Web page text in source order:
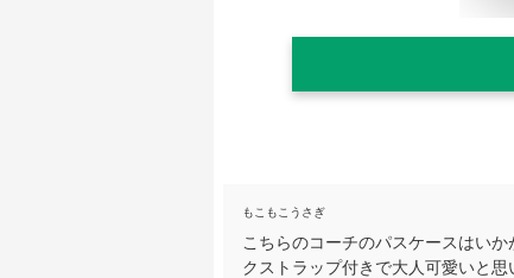
もこもこうさぎ
こちらのコーチのパスケースはい
クストラップ付きで大人可愛いと